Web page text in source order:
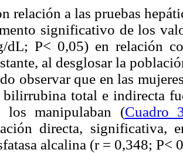
relación a las pruebas
significativo de los
dL; P< 0,05) en relación
al desglosar la
observar que en las
bilirrubina total e indirecta
los manipulaban (Cuadro
directa, significativa,
alcalina (r = 0,348; P<